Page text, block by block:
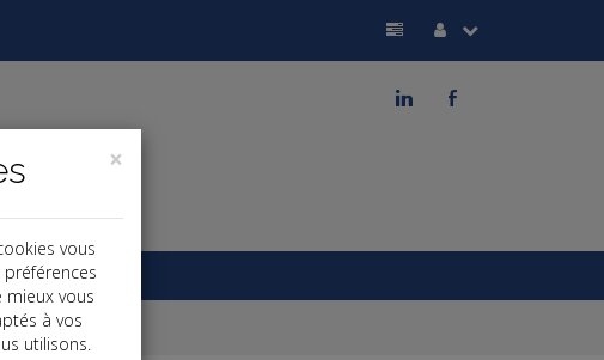
b
j
×
vous
mieux vous
à vos
utilisons.